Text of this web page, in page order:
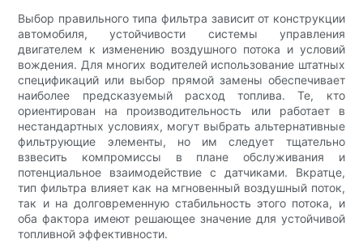
Выбор правильного типа фильтра зависит от конструкции
автомобиля, устойчивости системы управления
двигателем к изменению воздушного потока и условий
вождения. Для многих водителей использование штатных
спецификаций или выбор прямой замены обеспечивает
наиболее предсказуемый расход топлива. Те, кто
ориентирован на производительность или работает в
нестандартных условиях, могут выбрать альтернативные
фильтрующие элементы, но им следует тщательно
взвесить компромиссы в плане обслуживания и
потенциальное взаимодействие с датчиками. Вкратце,
тип фильтра влияет как на мгновенный воздушный поток,
так и на долговременную стабильность этого потока, и
оба фактора имеют решающее значение для устойчивой
топливной эффективности.